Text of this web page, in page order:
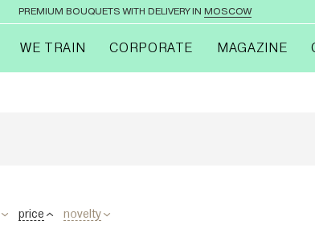
PREMIUM BOUQUETS WITH DELIVERY IN MOSCOW
WE TRAIN CORPORATE MAGAZINE
price novelty